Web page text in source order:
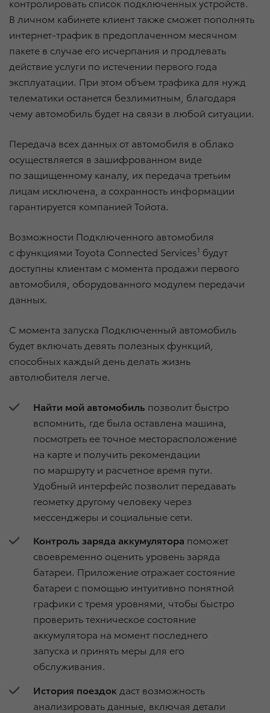
В личном кабинете клиент также сможет пополнять
интернет-трафик в предоплаченном месячном
пакете в случае его исчерпания и продлевать
действие услуги по истечении первого года
эксплуатации. При этом объем трафика для нужд
телематики останется безлимитным, благодаря
чему автомобиль будет на связи в любой ситуации.
Передача всех данных от автомобиля в облако
осуществляется в зашифрованном виде
по защищенному каналу, их передача третьим
лицам исключена, а сохранность информации
гарантируется компанией Тойота.
Возможности Подключенного автомобиля
с функциями Toyota Connected Services1 будут
доступны клиентам с момента продажи первого
автомобиля, оборудованного модулем передачи
данных.
С момента запуска Подключенный автомобиль
будет включать девять полезных функций,
способных каждый день делать жизнь
автолюбителя легче.
Найти мой автомобиль позволит быстро
вспомнить, где была оставлена машина,
посмотреть ее точное месторасположение
на карте и получить рекомендации
по маршруту и расчетное время пути.
Удобный интерфейс позволит передавать
геометку другому человеку через
мессенджеры и социальные сети.
Контроль заряда аккумулятора поможет
своевременно оценить уровень заряда
батареи. Приложение отражает состояние
батареи с помощью интуитивно понятной
графики с тремя уровнями, чтобы быстро
проверить техническое состояние
аккумулятора на момент последнего
запуска и принять меры для его
обслуживания.
История поездок даст возможность
анализировать данные, включая детали